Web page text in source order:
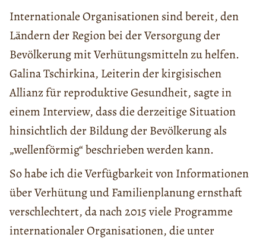
Internationale Organisationen sind bereit, den
Ländern der Region bei der Versorgung der
Bevölkerung mit Verhütungsmitteln zu helfen.
Galina Tschirkina, Leiterin der kirgisischen
Allianz für reproduktive Gesundheit, sagte in
einem Interview, dass die derzeitige Situation
hinsichtlich der Bildung der Bevölkerung als
„wellenförmig“ beschrieben werden kann.
So habe ich die Verfügbarkeit von Informationen
über Verhütung und Familienplanung ernsthaft
verschlechtert, da nach 2015 viele Programme
internationaler Organisationen, die unter